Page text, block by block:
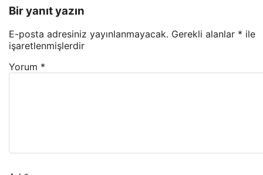
Bir yanıt yazın
E-posta adresiniz yayınlanmayacak. Gerekli alanlar * ile
işaretlenmişlerdir
Yorum *